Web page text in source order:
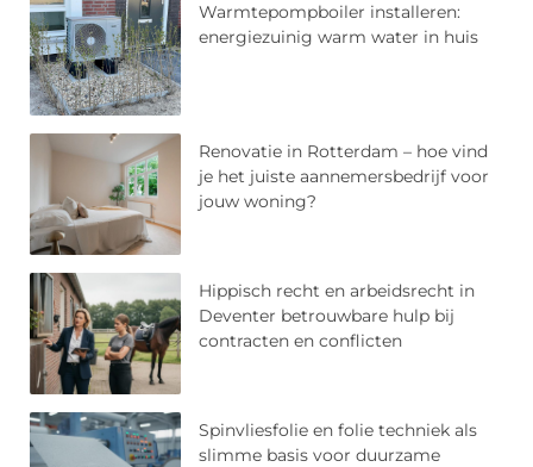
Warmtepompboiler installeren:
energiezuinig warm water in huis
Renovatie in Rotterdam – hoe vind
je het juiste aannemersbedrijf voor
jouw woning?
Hippisch recht en arbeidsrecht in
Deventer betrouwbare hulp bij
contracten en conflicten
Spinvliesfolie en folie techniek als
slimme basis voor duurzame